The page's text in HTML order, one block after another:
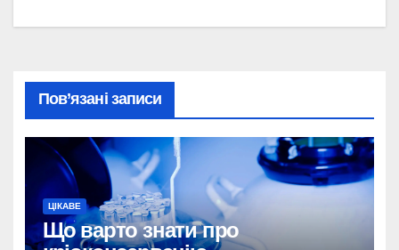
Пов’язані записи
ЦІКАВЕ
Що варто знати про